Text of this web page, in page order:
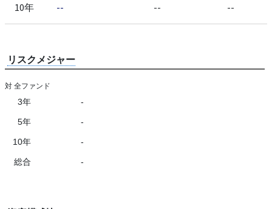
10年 -- -- --
リスクメジャー
対 全ファンド
3年 -
5年 -
10年 -
総合 -